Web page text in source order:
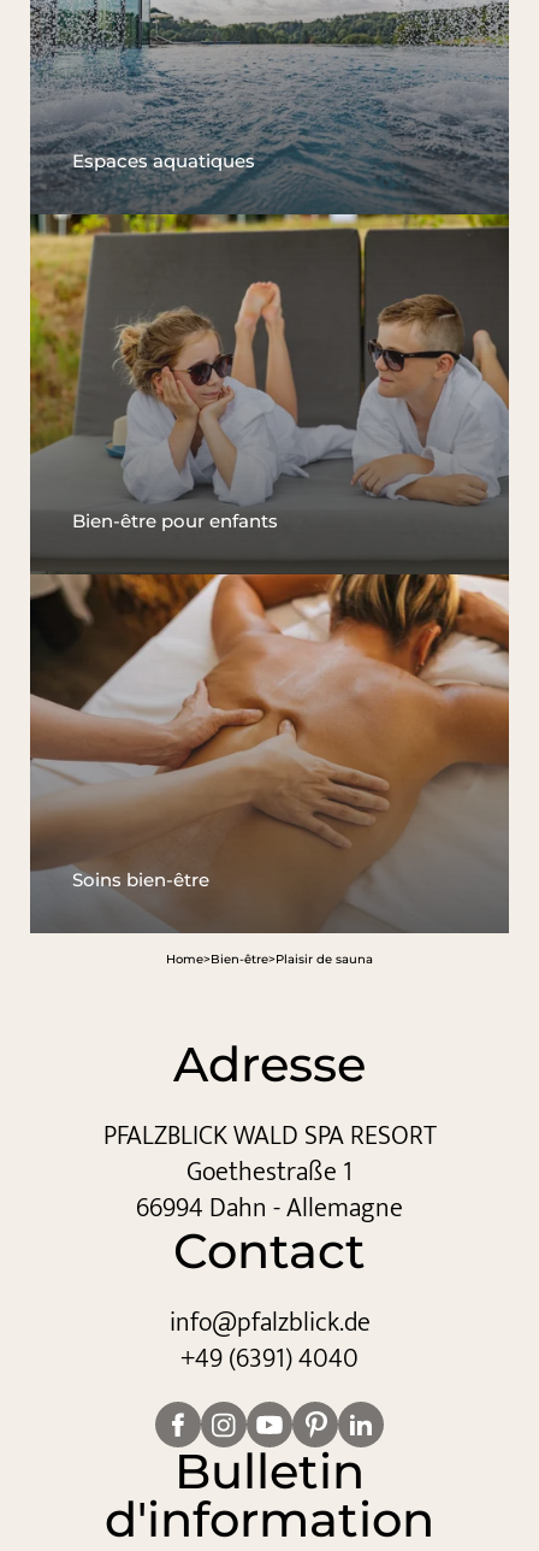
Espaces aquatiques
Bien-être pour enfants
Soins bien-être
Home>Bien-être>Plaisir de sauna
Adresse
PFALZBLICK WALD SPA RESORT
Goethestraße 1
66994 Dahn - Allemagne
Contact
info@pfalzblick.de
+49 (6391) 4040
Bulletin
d'information